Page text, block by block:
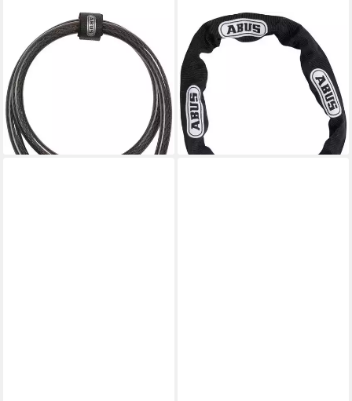
Rahmenschloss ADAPTOR
CABLE ACL 12/100
ab 21,99 €
lieferbar - in 3-4 Werktagen bei dir
ABUS
Rahmenschloss ADAPTOR
CHAIN ACH 2.0 6KS +
ST5950 (mit Halterung und
Transporttasche)
ab 45,99 €
lieferbar - in 3-4 Werktagen bei dir